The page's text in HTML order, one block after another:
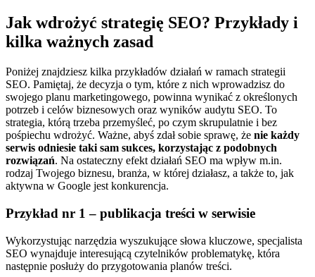
Jak wdrożyć strategię SEO? Przykłady i
kilka ważnych zasad
Poniżej znajdziesz kilka przykładów działań w ramach strategii
SEO. Pamiętaj, że decyzja o tym, które z nich wprowadzisz do
swojego planu marketingowego, powinna wynikać z określonych
potrzeb i celów biznesowych oraz wyników audytu SEO. To
strategia, którą trzeba przemyśleć, po czym skrupulatnie i bez
pośpiechu wdrożyć. Ważne, abyś zdał sobie sprawę, że nie każdy
serwis odniesie taki sam sukces, korzystając z podobnych
rozwiązań. Na ostateczny efekt działań SEO ma wpływ m.in.
rodzaj Twojego biznesu, branża, w której działasz, a także to, jak
aktywna w Google jest konkurencja.
Przykład nr 1 – publikacja treści w serwisie
Wykorzystując narzędzia wyszukujące słowa kluczowe, specjalista
SEO wynajduje interesującą czytelników problematykę, która
następnie posłuży do przygotowania planów treści.